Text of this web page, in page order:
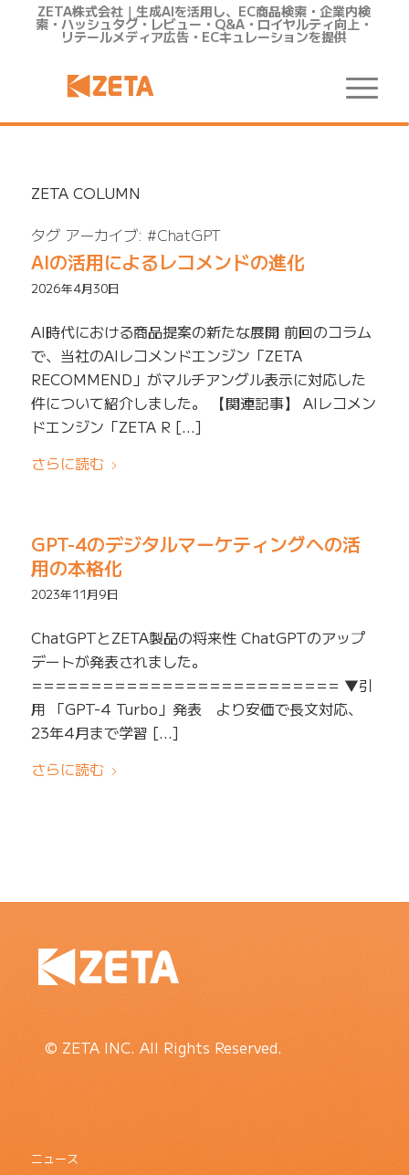
ZETA株式会社｜生成AIを活用し、EC商品検索・企業内検
索・ハッシュタグ・レビュー・Q&A・ロイヤルティ向上・
リテールメディア広告・ECキュレーションを提供
ZETA COLUMN
タグ アーカイブ: #ChatGPT
AIの活用によるレコメンドの進化
2026年4月30日
AI時代における商品提案の新たな展開 前回のコラム
で、当社のAIレコメンドエンジン「ZETA
RECOMMEND」がマルチアングル表示に対応した
件について紹介しました。 【関連記事】 AIレコメン
ドエンジン「ZETA R […]
さらに読む
GPT-4のデジタルマーケティングへの活
用の本格化
2023年11月9日
ChatGPTとZETA製品の将来性 ChatGPTのアップ
デートが発表されました。
========================== ▼引
用 「GPT-4 Turbo」発表 より安価で長文対応、
23年4月まで学習 […]
さらに読む
© ZETA INC. All Rights Reserved.
ニュース